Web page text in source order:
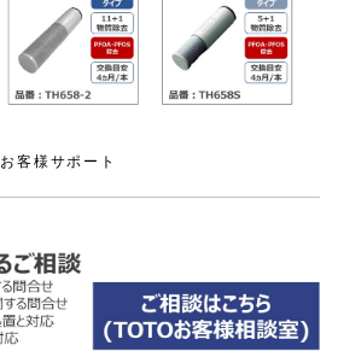
お客様サポート